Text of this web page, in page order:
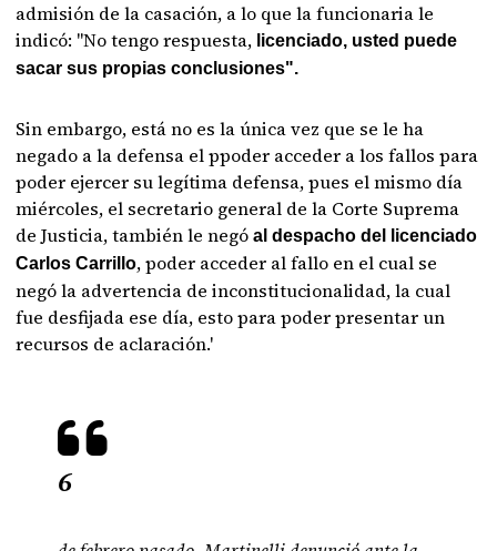
admisión de la casación, a lo que la funcionaria le
indicó: "No tengo respuesta, licenciado, usted puede
sacar sus propias conclusiones".
Sin embargo, está no es la única vez que se le ha
negado a la defensa el ppoder acceder a los fallos para
poder ejercer su legítima defensa, pues el mismo día
miércoles, el secretario general de la Corte Suprema
de Justicia, también le negóal despacho del licenciado
Carlos Carrillo, poder acceder al fallo en el cual se
negó la advertencia de inconstitucionalidad, la cual
fue desfijada ese día, esto para poder presentar un
recursos de aclaración.'
6